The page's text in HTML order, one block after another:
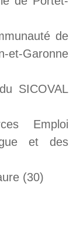
de
et-Garonne
SICOVAL
Emploi
et des
(30)